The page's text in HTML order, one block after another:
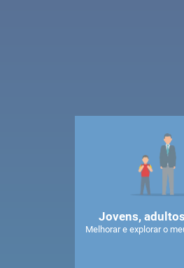
Jovens,
Melhorar e explorar o